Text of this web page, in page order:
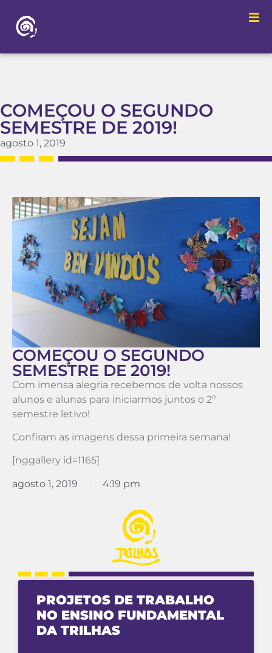
COMEÇOU O SEGUNDO
SEMESTRE DE 2019!
agosto 1, 2019
COMEÇOU O SEGUNDO
SEMESTRE DE 2019!
Com imensa alegria recebemos de volta nossos
alunos e alunas para iniciarmos juntos o 2º
semestre letivo!
Confiram as imagens dessa primeira semana!
[nggallery id=1165]
agosto 1, 2019 4:19 pm
PROJETOS DE TRABALHO
NO ENSINO FUNDAMENTAL
DA TRILHAS